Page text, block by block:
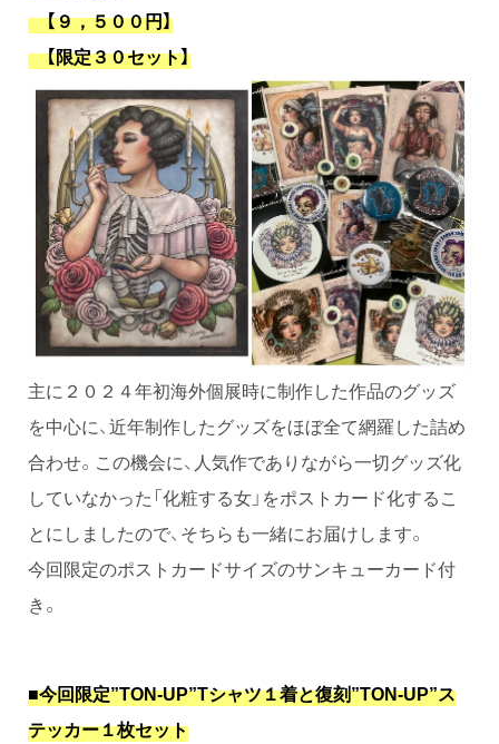
【９，５００円】
【限定３０セット】
主に２０２４年初海外個展時に制作した作品のグッズ
を中心に、近年制作したグッズをほぼ全て網羅した詰め
合わせ。この機会に、人気作でありながら一切グッズ化
していなかった「化粧する女」をポストカード化するこ
とにしましたので、そちらも一緒にお届けします。
今回限定のポストカードサイズのサンキューカード付
き。
■今回限定”TON-UP”Tシャツ１着と復刻”TON-UP”ス
テッカー１枚セット